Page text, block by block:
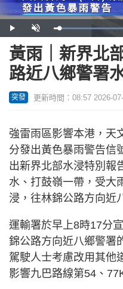
Play Unmute
黃雨｜新界北
路近八鄉警署
突發 更新時間：08:57 2026-
強雷雨區影響本港，天
分發出黃色暴雨警告信
出新界北部水浸特別報
水、打鼓嶺一帶，受大
浸，往林錦公路方向近
運輸署於早上8時17分
錦公路方向近八鄉警署
駕駛人士考慮改用其他
影響九巴路線第54、